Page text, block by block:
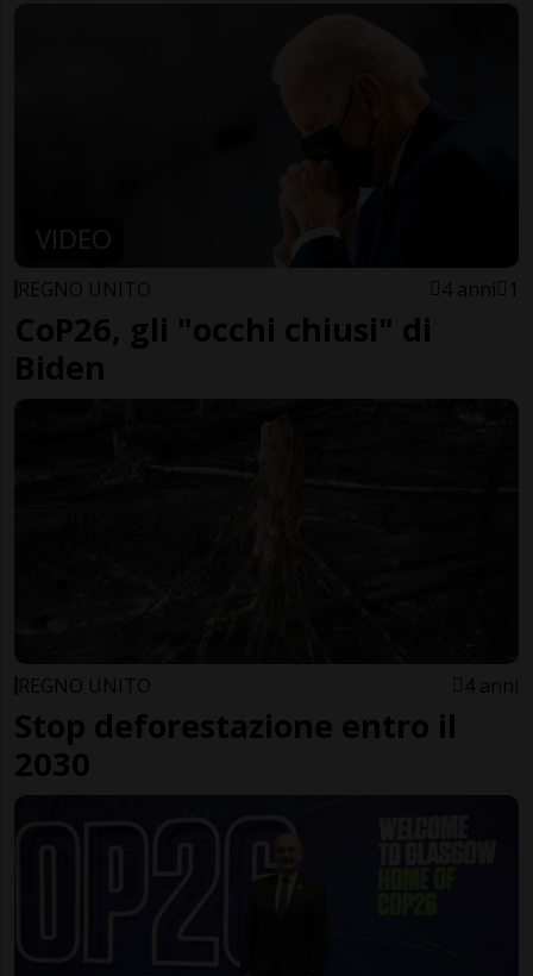
VIDEO
REGNO UNITO 4 anni 1
CoP26, gli "occhi chiusi" di
Biden
REGNO UNITO 4 anni
Stop deforestazione entro il
2030